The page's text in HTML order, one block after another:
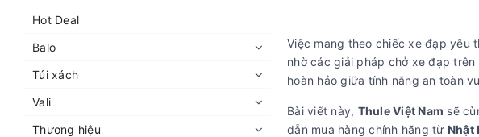
Việc mang theo chiếc xe đạp yêu
nhờ các giải pháp chở xe đạp
hoàn hảo giữa tính năng an toàn
Bài viết này, Thule Việt Nam sẽ
dẫn mua hàng chính hãng từ Nhật
Hot Deal
Balo
Túi xách
Vali
Thương hiệu